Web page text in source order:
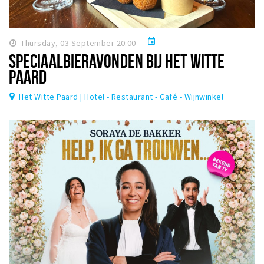
Thursday, 03 September 20:00 event
SPECIAALBIERAVONDEN BIJ HET WITTE
PAARD
Het Witte Paard | Hotel - Restaurant - Café - Wijnwinkel